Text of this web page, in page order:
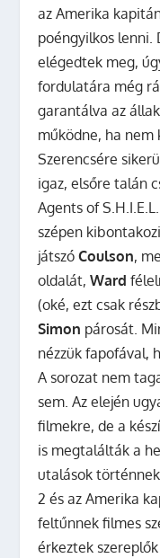
az Amerika
poéngyilkos lenni.
elégedtek meg,
fordulatára még
garantálva az
működne, ha nem
Szerencsére
igaz, elsőre talán
Agents of
szépen
játszóCoulson,
oldalát,Ward
(oké, ezt csak
Simon párosát.
nézzük fapofával,
A sorozat nem
sem. Az elején
filmekre, de a
is megtalálták a
utalások
2 és az Amerika
feltűnnek filmes
érkeztek